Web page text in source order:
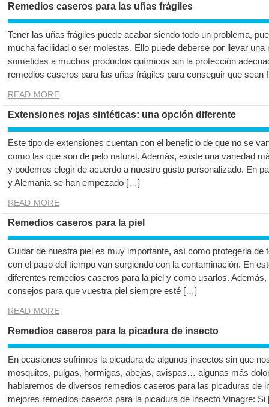
Remedios caseros para las uñas frágiles
Tener las uñas frágiles puede acabar siendo todo un problema,
mucha facilidad o ser molestas. Ello puede deberse por llevar
sometidas a muchos productos químicos sin la protección
remedios caseros para las uñas frágiles para conseguir que
READ MORE
Extensiones rojas sintéticas: una opción diferente
Este tipo de extensiones cuentan con el beneficio de que no se
como las que son de pelo natural. Además, existe una variedad
y podemos elegir de acuerdo a nuestro gusto personalizado. En
y Alemania se han empezado […]
READ MORE
Remedios caseros para la piel
Cuidar de nuestra piel es muy importante, así como protegerla de
con el paso del tiempo van surgiendo con la contaminación. En
diferentes remedios caseros para la piel y como usarlos.
consejos para que vuestra piel siempre esté […]
READ MORE
Remedios caseros para la picadura de insecto
En ocasiones sufrimos la picadura de algunos insectos sin que
mosquitos, pulgas, hormigas, abejas, avispas… algunas más
hablaremos de diversos remedios caseros para las picaduras de
mejores remedios caseros para la picadura de insecto Vinagre: